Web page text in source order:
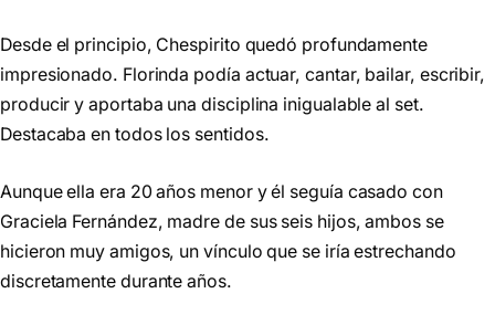
Desde el principio, Chespirito quedó profundamente
impresionado. Florinda podía actuar, cantar, bailar, escribir,
producir y aportaba una disciplina inigualable al set.
Destacaba en todos los sentidos.
Aunque ella era 20 años menor y él seguía casado con
Graciela Fernández, madre de sus seis hijos, ambos se
hicieron muy amigos, un vínculo que se iría estrechando
discretamente durante años.